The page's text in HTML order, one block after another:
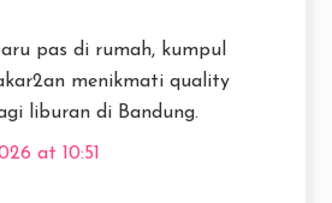
pas di rumah, kumpul
menikmati quality
liburan di Bandung.
at 10:51